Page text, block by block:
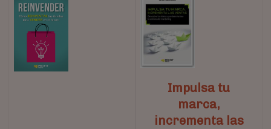
Impulsa tu
marca,
incrementa las